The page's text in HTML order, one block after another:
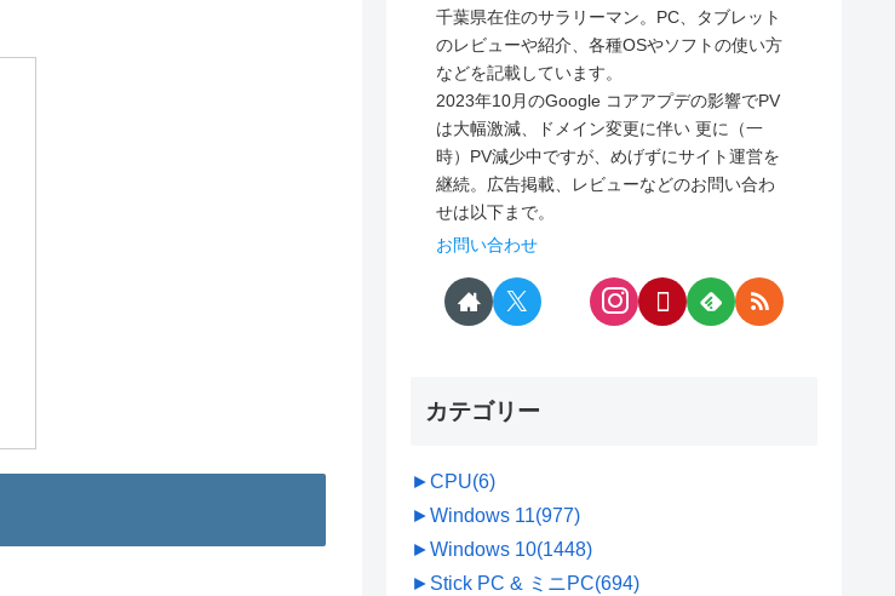
千葉県在住のサラリーマン。PC、タブレット
のレビューや紹介、各種OSやソフトの使い方
などを記載しています。
2023年10月のGoogle コアアプデの影響でPV
は大幅激減、ドメイン変更に伴い 更に（一
時）PV減少中ですが、めげずにサイト運営を
継続。広告掲載、レビューなどのお問い合わ
せは以下まで。
お問い合わせ
カテゴリー
►CPU(6)
►Windows 11(977)
►Windows 10(1448)
► Stick PC & ミニPC(694)